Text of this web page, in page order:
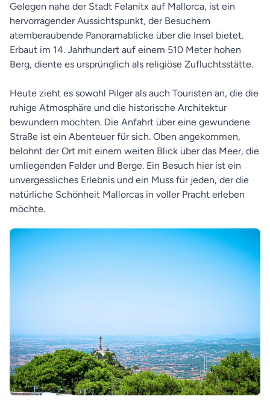
Gelegen nahe der Stadt Felanitx auf Mallorca, ist ein
hervorragender Aussichtspunkt, der Besuchern
atemberaubende Panoramablicke über die Insel bietet.
Erbaut im 14. Jahrhundert auf einem 510 Meter hohen
Berg, diente es ursprünglich als religiöse Zufluchtsstätte.
Heute zieht es sowohl Pilger als auch Touristen an, die die
ruhige Atmosphäre und die historische Architektur
bewundern möchten. Die Anfahrt über eine gewundene
Straße ist ein Abenteuer für sich. Oben angekommen,
belohnt der Ort mit einem weiten Blick über das Meer, die
umliegenden Felder und Berge. Ein Besuch hier ist ein
unvergessliches Erlebnis und ein Muss für jeden, der die
natürliche Schönheit Mallorcas in voller Pracht erleben
möchte.